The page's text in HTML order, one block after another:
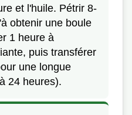
et l'huile. Pétrir 8-
obtenir une boule
1 heure à
puis transférer
une longue
24 heures).